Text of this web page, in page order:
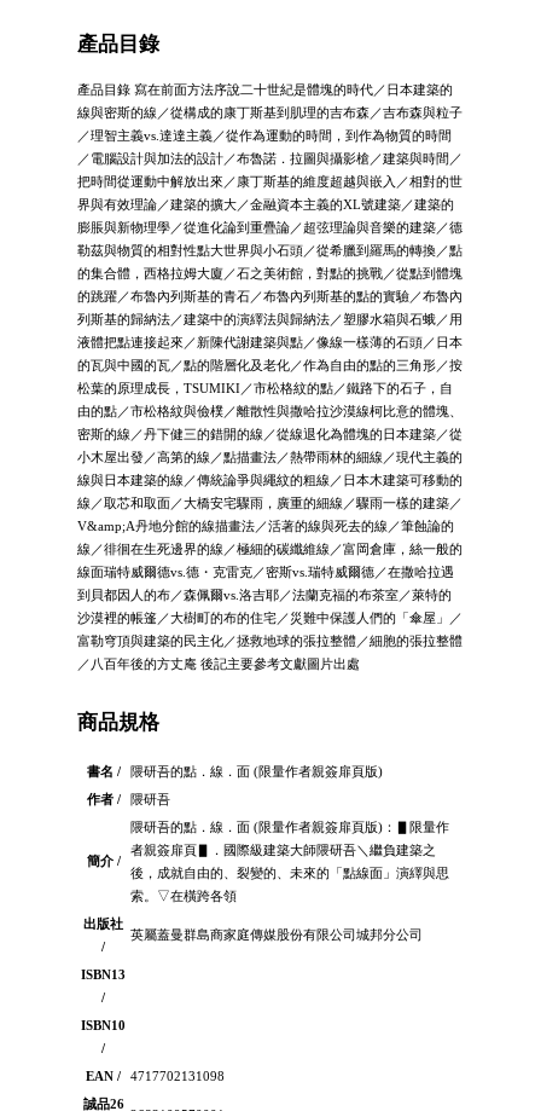
產品目錄
產品目錄 寫在前面方法序說二十世紀是體塊的時代／日本建築的
線與密斯的線／從構成的康丁斯基到肌理的吉布森／吉布森與粒子
／理智主義vs.達達主義／從作為運動的時間，到作為物質的時間
／電腦設計與加法的設計／布魯諾．拉圖與攝影槍／建築與時間／
把時間從運動中解放出來／康丁斯基的維度超越與嵌入／相對的世
界與有效理論／建築的擴大／金融資本主義的XL號建築／建築的
膨脹與新物理學／從進化論到重疊論／超弦理論與音樂的建築／德
勒茲與物質的相對性點大世界與小石頭／從希臘到羅馬的轉換／點
的集合體，西格拉姆大廈／石之美術館，對點的挑戰／從點到體塊
的跳躍／布魯內列斯基的青石／布魯內列斯基的點的實驗／布魯內
列斯基的歸納法／建築中的演繹法與歸納法／塑膠水箱與石蛾／用
液體把點連接起來／新陳代謝建築與點／像線一樣薄的石頭／日本
的瓦與中國的瓦／點的階層化及老化／作為自由的點的三角形／按
松葉的原理成長，TSUMIKI／市松格紋的點／鐵路下的石子，自
由的點／市松格紋與儉樸／離散性與撒哈拉沙漠線柯比意的體塊、
密斯的線／丹下健三的錯開的線／從線退化為體塊的日本建築／從
小木屋出發／高第的線／點描畫法／熱帶雨林的細線／現代主義的
線與日本建築的線／傳統論爭與繩紋的粗線／日本木建築可移動的
線／取芯和取面／大橋安宅驟雨，廣重的細線／驟雨一樣的建築／
V&amp;A丹地分館的線描畫法／活著的線與死去的線／筆蝕論的
線／徘徊在生死邊界的線／極細的碳纖維線／富岡倉庫，絲一般的
線面瑞特威爾德vs.德・克雷克／密斯vs.瑞特威爾德／在撒哈拉遇
到貝都因人的布／森佩爾vs.洛吉耶／法蘭克福的布茶室／萊特的
沙漠裡的帳篷／大樹町的布的住宅／災難中保護人們的「傘屋」／
富勒穹頂與建築的民主化／拯救地球的張拉整體／細胞的張拉整體
／八百年後的方丈庵 後記主要參考文獻圖片出處
商品規格
書名 /
隈研吾的點．線．面 (限量作者親簽扉頁版)
作者 /
隈研吾
簡介 /
隈研吾的點．線．面 (限量作者親簽扉頁版)：▋限量作
者親簽扉頁▋．國際級建築大師隈研吾＼繼負建築之
後，成就自由的、裂變的、未來的「點線面」演繹與思
索。▽在橫跨各領
出版社
/
英屬蓋曼群島商家庭傳媒股份有限公司城邦分公司
ISBN13
/
ISBN10
/
EAN /
4717702131098
誠品26